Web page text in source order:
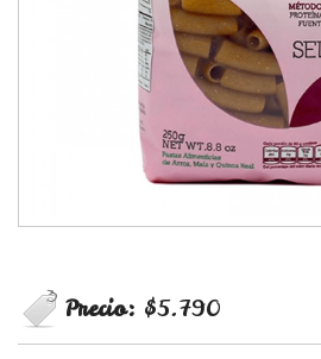
Precio: $5.790